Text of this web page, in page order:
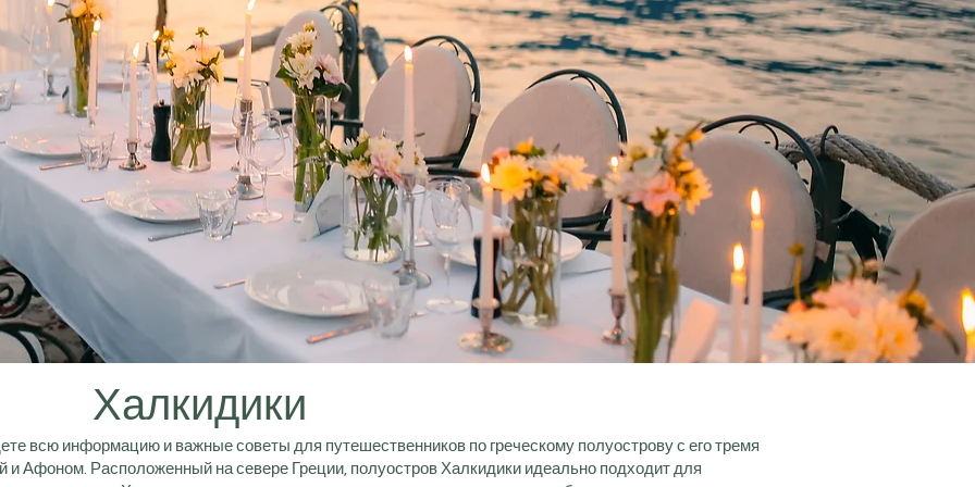
Халкидики
всю информацию и важные советы для путешественников по греческому полуострову с его тремя
и Афоном. Расположенный на севере Греции, полуостров Халкидики идеально подходит для